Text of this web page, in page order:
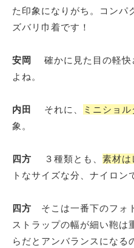
た印象になりがち。コンパ
ズバリ巾着です！
安岡
確かに見た目の軽快
よね。
内田 それに、 ミニショ
象。
四方 ３種類とも、 素材は
トなサイズな分、ナイロン
四方 そこは一番下のフォ
ストラップの幅が細い鞄は
らだとアンバランスになる